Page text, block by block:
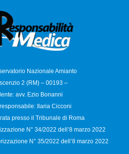
Nazionale Amianto
2 (RM) – 00193 –
avv. Ezio Bonanni
Ilaria Cicconi
presso il Tribunale di Roma
N° 34/2022 dell’8 marzo 2022
N° 35/2022 dell’8 marzo 2022